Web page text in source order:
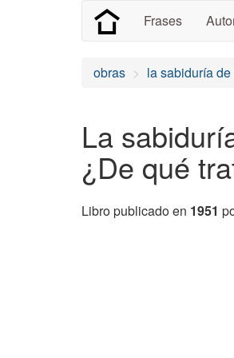
Frases
obras la sabiduría
La
¿De qué
Libro publicado en 1951